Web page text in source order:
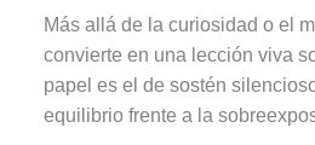
Más allá de la curiosidad o el
convierte en una lección viva
papel es el de sostén
equilibrio frente a la